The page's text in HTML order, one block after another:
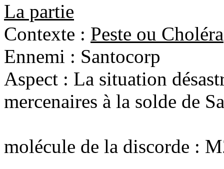
La partie
Contexte : Peste ou Choléra
Ennemi : Santocorp
Aspect : La situation
mercenaires à la solde de
molécule de la discorde :